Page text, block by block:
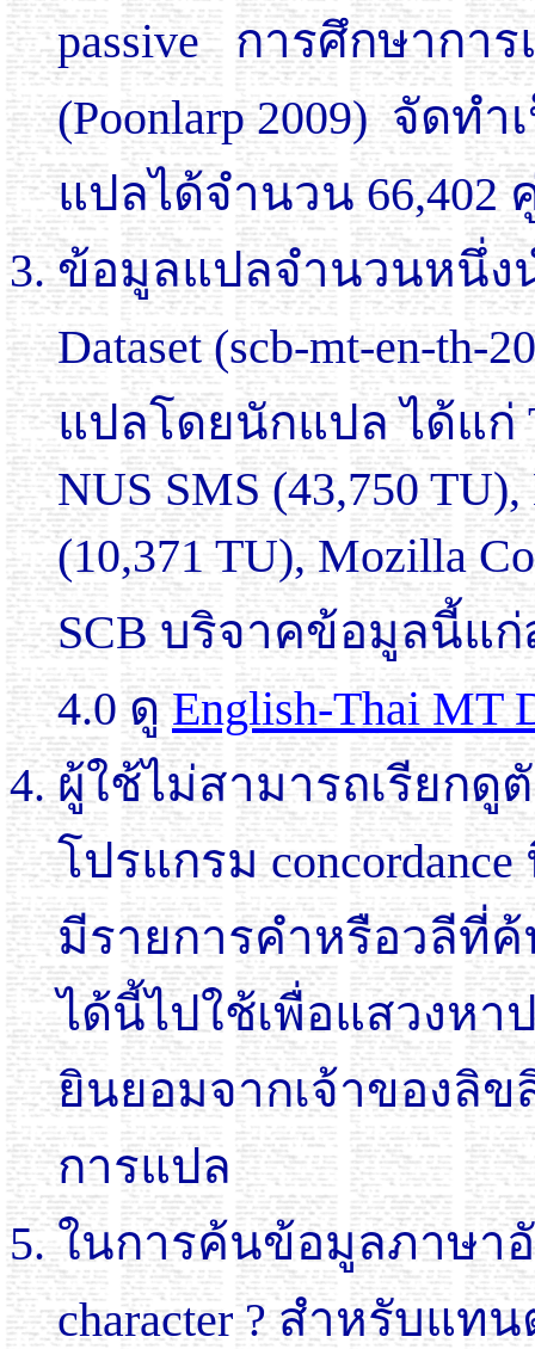
passive การศึกษาการ
(Poonlarp 2009) จัดท
แปลได้จำนวน 66,402
ข้อมูลแปลจำนวนหนึ่งน
Dataset (scb-mt-en-
แปลโดยนักแปล ได้แก่
NUS SMS (43,750 TU),
(10,371 TU), Mozilla
SCB บริจาคข้อมูลนี้แก่
4.0 ดูEnglish-Thai MT
ผู้ใช้ไม่สามารถเรียก
โปรแกรม
มีรายการคำหรือวลีที่
ได้นี้ไปใช้เพื่อแสวงหา
ยินยอมจากเจ้าของลิ
การแปล
ในการค้นข้อมูลภาษาอั
character ? สำหรับแท